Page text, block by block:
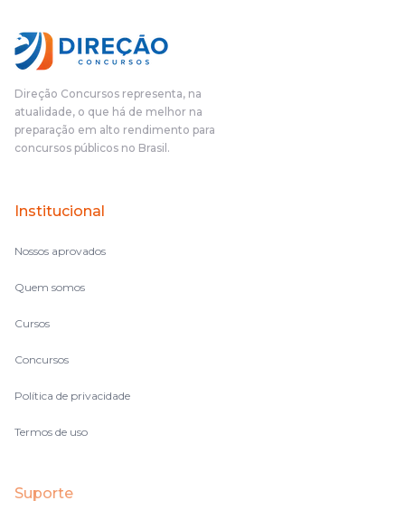
Direção Concursos representa, na
atualidade, o que há de melhor na
preparação em alto rendimento para
concursos públicos no Brasil.
Institucional
Nossos aprovados
Quem somos
Cursos
Concursos
Política de privacidade
Termos de uso
Suporte